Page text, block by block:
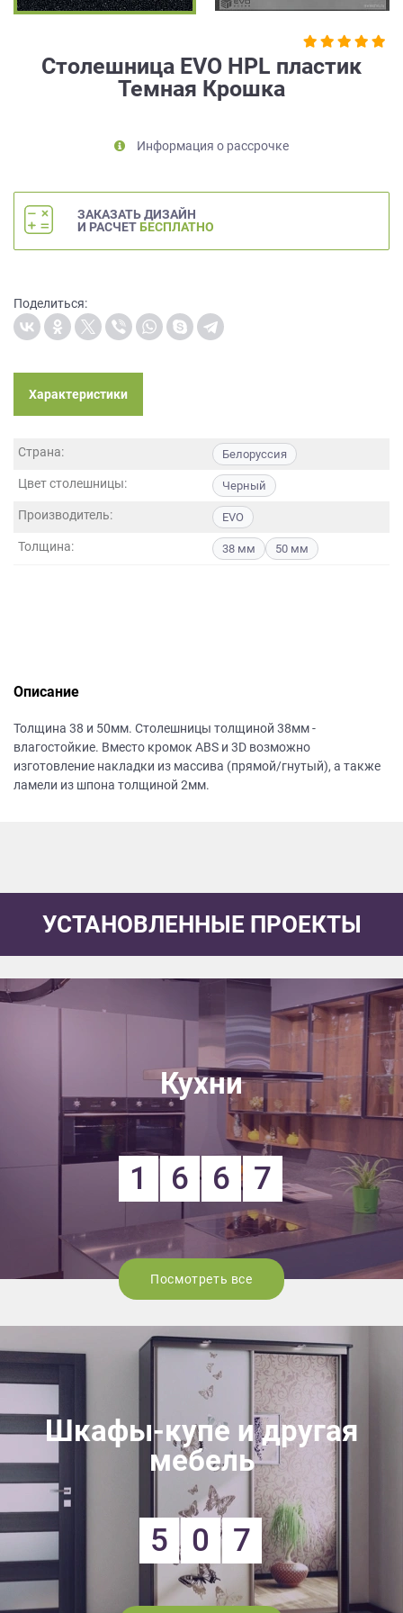
Столешница EVO HPL пластик
Темная Крошка
Информация о рассрочке
ЗАКАЗАТЬ ДИЗАЙН
И РАСЧЕТ БЕСПЛАТНО
Поделиться:
Характеристики
Страна: Белоруссия
Цвет столешницы: Черный
Производитель: EVO
Толщина: 38 мм 50 мм
Описание
Толщина 38 и 50мм. Столешницы толщиной 38мм -
влагостойкие. Вместо кромок ABS и 3D возможно
изготовление накладки из массива (прямой/гнутый), а также
ламели из шпона толщиной 2мм.
УСТАНОВЛЕННЫЕ ПРОЕКТЫ
Кухни
1 6 6 7
Посмотреть все
Шкафы-купе и другая
мебель
5 0 7
на
данных,
метрическими
условиях
обработки
персональных